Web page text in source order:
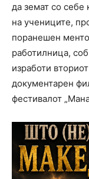
да земат со себе
на учениците,
поранешен
работилница,
изработи
документарен
фестивалот